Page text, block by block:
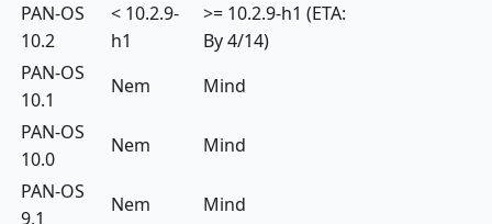
PAN-OS
10.2
< 10.2.9-
h1
>= 10.2.9-h1 (ETA:
By 4/14)
PAN-OS
10.1
Nem
Mind
PAN-OS
10.0
Nem
Mind
PAN-OS
9.1
Nem
Mind